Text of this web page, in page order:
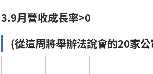
3.9月營收成長率>0
(從這周將舉辦法說會的20家